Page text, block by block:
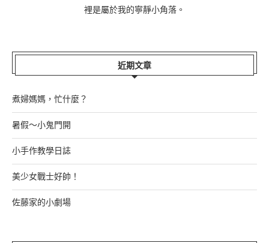
裡是屬於我的寧靜小角落。
近期文章
煮婦媽媽，忙什麼？
暑假～小鬼門開
小手作教學日誌
美少女戰士好帥！
佐藤家的小劇場